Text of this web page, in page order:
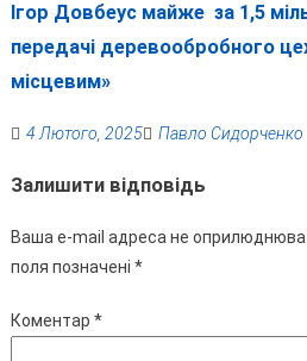
Ігор Довбеус майже за 1,5
передачі деревообробного
місцевим»
4 Лютого, 2025 Павло Сидорченко
Залишити відповідь
Ваша e-mail адреса не
поля позначені *
Коментар *